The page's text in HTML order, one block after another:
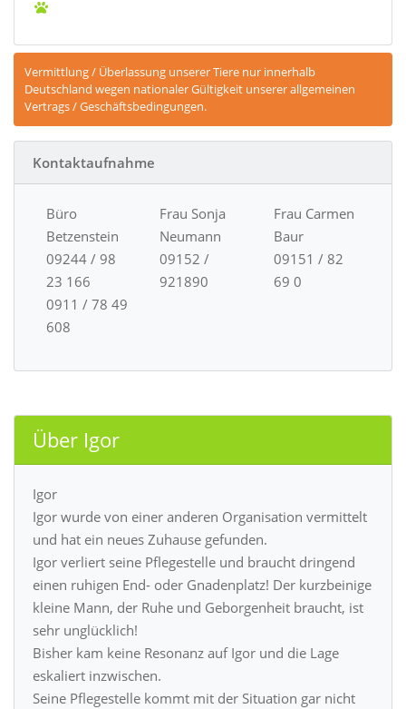
Vermittlung / Überlassung unserer Tiere nur innerhalb
Deutschland wegen nationaler Gültigkeit unserer allgemeinen
Vertrags / Geschäftsbedingungen.
Kontaktaufnahme
Büro
Betzenstein
09244 / 98
23 166
0911 / 78 49
608
Frau Sonja
Neumann
09152 /
921890
Frau Carmen
Baur
09151 / 82
69 0
Über Igor
Igor
Igor wurde von einer anderen Organisation vermittelt
und hat ein neues Zuhause gefunden.
Igor verliert seine Pflegestelle und braucht dringend
einen ruhigen End- oder Gnadenplatz! Der kurzbeinige
kleine Mann, der Ruhe und Geborgenheit braucht, ist
sehr unglücklich!
Bisher kam keine Resonanz auf Igor und die Lage
eskaliert inzwischen.
Seine Pflegestelle kommt mit der Situation gar nicht